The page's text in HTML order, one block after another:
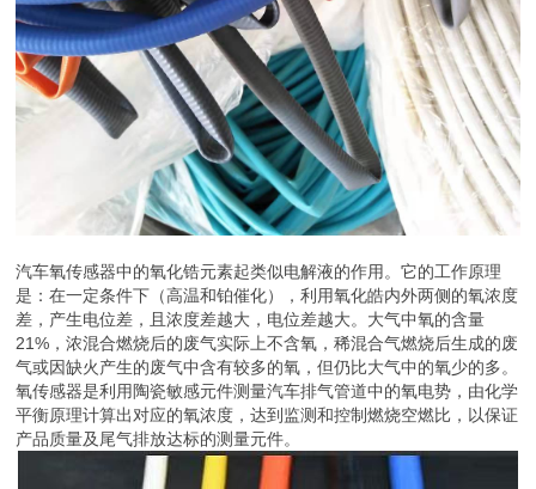
汽车氧传感器中的氧化锆元素起类似电解液的作用。它的工作原理
是：在一定条件下（高温和铂催化），利用氧化皓内外两侧的氧浓度
差，产生电位差，且浓度差越大，电位差越大。大气中氧的含量
21%，浓混合燃烧后的废气实际上不含氧，稀混合气燃烧后生成的废
气或因缺火产生的废气中含有较多的氧，但仍比大气中的氧少的多。
氧传感器是利用陶瓷敏感元件测量汽车排气管道中的氧电势，由化学
平衡原理计算出对应的氧浓度，达到监测和控制燃烧空燃比，以保证
产品质量及尾气排放达标的测量元件。